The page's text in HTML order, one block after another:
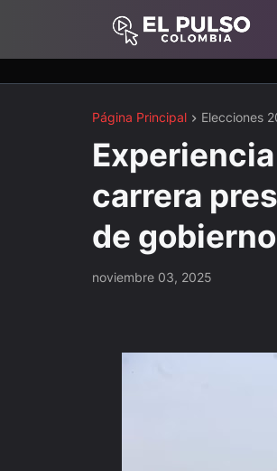
Página Principal Elecciones
carrera
de
noviembre 03, 2025